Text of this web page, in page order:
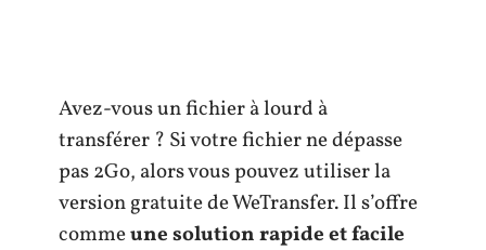
Avez-vous un fichier à lourd à
transférer ? Si votre fichier ne dépasse
pas 2Go, alors vous pouvez utiliser la
version gratuite de WeTransfer. Il s’offre
commeune solution rapide et facile